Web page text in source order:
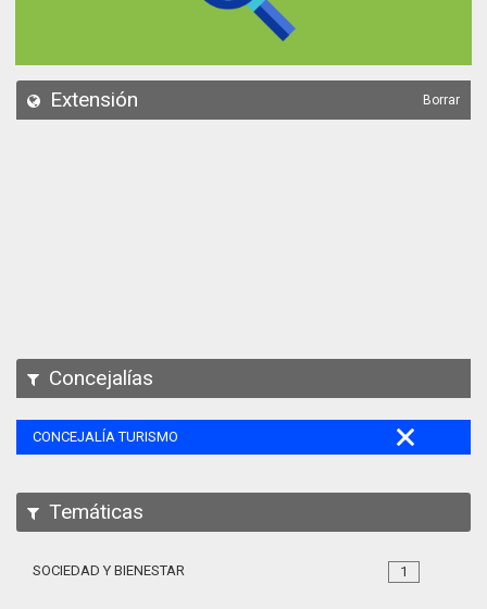
API
Extensión Borrar
Concejalías
CONCEJALÍA TURISMO
Temáticas
1
SOCIEDAD Y BIENESTAR